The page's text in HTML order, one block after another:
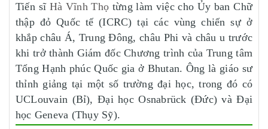
Tiến sĩ Hà Vĩnh Thọ từng làm việc cho Ủy ban Chữ
thập đỏ Quốc tế (ICRC) tại các vùng chiến sự ở
khắp châu Á, Trung Đông, châu Phi và châu u trước
khi trở thành Giám đốc Chương trình của Trung tâm
Tổng Hạnh phúc Quốc gia ở Bhutan. Ông là giáo sư
thỉnh giảng tại một số trường đại học, trong đó có
UCLouvain (Bỉ), Đại học Osnabrück (Đức) và Đại
học Geneva (Thụy Sỹ).